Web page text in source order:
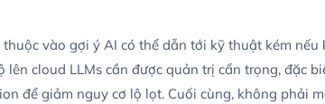
vào gợi ý AI có thể dẫn tới kỹ thuật kém nếu
cloud LLMs cần được quản trị cẩn trọng, đặc
để giảm nguy cơ lộ lọt. Cuối cùng, không phải